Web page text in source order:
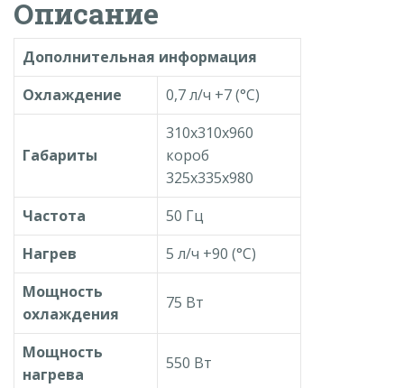
Описание
Дополнительная информация
Охлаждение
0,7 л/ч +7 (°С)
Габариты
310x310x960
короб
325x335x980
Частота
50 Гц
Нагрев
5 л/ч +90 (°С)
Мощность
охлаждения
75 Вт
Мощность
нагрева
550 Вт